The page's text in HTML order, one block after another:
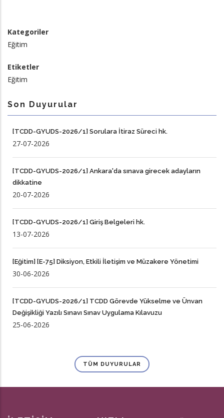
Kategoriler
Eğitim
Etiketler
Eğitim
Son Duyurular
[TCDD-GYUDS-2026/1] Sorulara İtiraz Süreci hk.
27-07-2026
[TCDD-GYUDS-2026/1] Ankara'da sınava girecek adayların
dikkatine
20-07-2026
[TCDD-GYUDS-2026/1] Giriş Belgeleri hk.
13-07-2026
[Eğitim] [E-75] Diksiyon, Etkili İletişim ve Müzakere Yönetimi
30-06-2026
[TCDD-GYUDS-2026/1] TCDD Görevde Yükselme ve Ünvan
Değişikliği Yazılı Sınavı Sınav Uygulama Kılavuzu
25-06-2026
TÜM DUYURULAR